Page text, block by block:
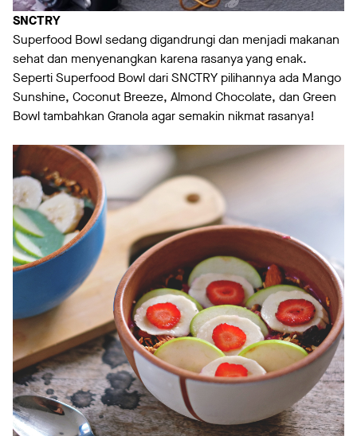
SNCTRY
Superfood Bowl sedang digandrungi dan menjadi makanan
sehat dan menyenangkan karena rasanya yang enak.
Seperti Superfood Bowl dari SNCTRY pilihannya ada Mango
Sunshine, Coconut Breeze, Almond Chocolate, dan Green
Bowl tambahkan Granola agar semakin nikmat rasanya!